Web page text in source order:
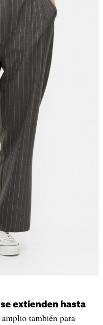
extienden hasta
también para